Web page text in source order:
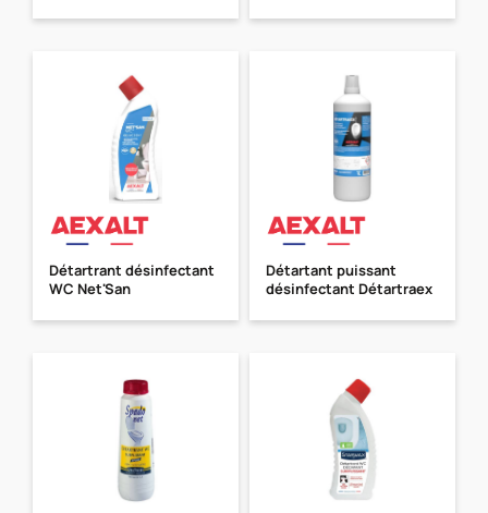
Détartrant désinfectant
WC Net'San
Détartant puissant
désinfectant Détartraex